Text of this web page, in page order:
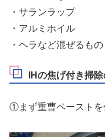
・サランラップ
・アルミホイル
・ヘラなど混ぜるもの
IHの焦げ付き掃
①まず重曹ペーストを